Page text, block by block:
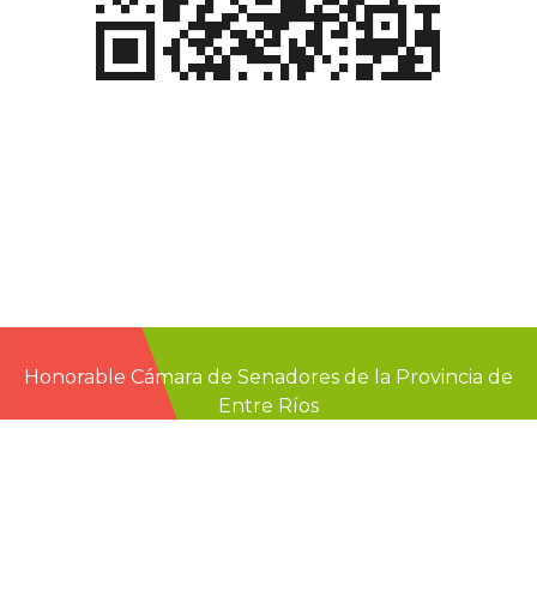
Honorable Cámara de Senadores de la Provincia de
Entre Ríos